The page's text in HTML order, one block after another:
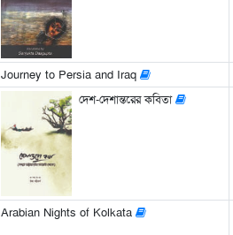
Journey to Persia and Iraq
দেশ-দেশান্তরের কবিতা
Arabian Nights of Kolkata